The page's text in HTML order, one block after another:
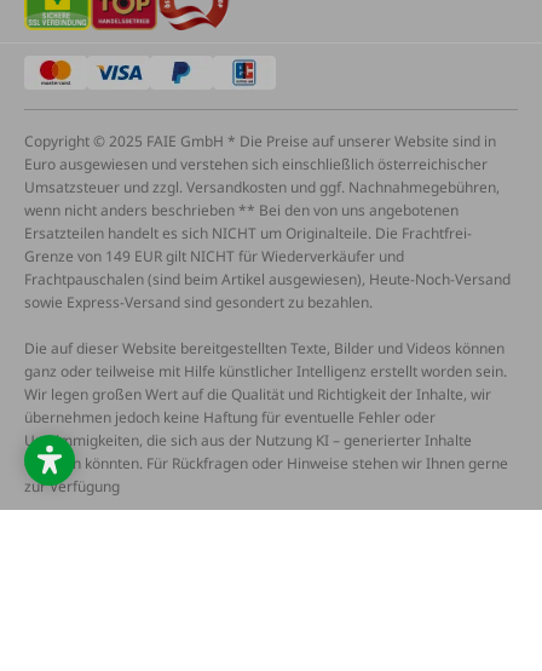
Copyright © 2025 FAIE GmbH * Die Preise auf unserer Website sind in
Euro ausgewiesen und verstehen sich einschließlich österreichischer
Umsatzsteuer und zzgl. Versandkosten und ggf. Nachnahmegebühren,
wenn nicht anders beschrieben ** Bei den von uns angebotenen
Ersatzteilen handelt es sich NICHT um Originalteile. Die Frachtfrei-
Grenze von 149 EUR gilt NICHT für Wiederverkäufer und
Frachtpauschalen (sind beim Artikel ausgewiesen), Heute-Noch-Versand
sowie Express-Versand sind gesondert zu bezahlen.
Die auf dieser Website bereitgestellten Texte, Bilder und Videos können
ganz oder teilweise mit Hilfe künstlicher Intelligenz erstellt worden sein.
Wir legen großen Wert auf die Qualität und Richtigkeit der Inhalte, wir
übernehmen jedoch keine Haftung für eventuelle Fehler oder
Unstimmigkeiten, die sich aus der Nutzung KI – generierter Inhalte
ergeben könnten. Für Rückfragen oder Hinweise stehen wir Ihnen gerne
zur Verfügung